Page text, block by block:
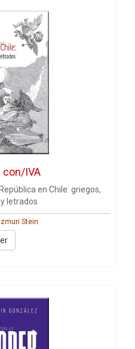
con/IVA
en Chile: griegos,
letrados
Stein